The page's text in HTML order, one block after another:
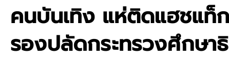
คนบันเทิง แห่ติดแฮชแท็
รองปลัดกระทรวงศึกษา